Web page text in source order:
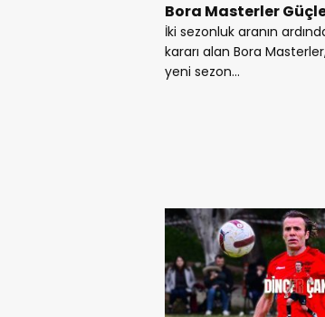
Bora Masterler
İki sezonluk aranın
kararı alan Bora
yeni sezon...